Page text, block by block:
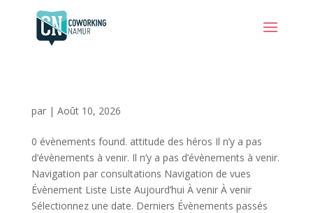
par | Août 10, 2026
0 évènements found. attitude des héros Il n’y a pas
d’évènements à venir. Il n’y a pas d’évènements à venir.
Navigation par consultations Navigation de vues
Évènement Liste Liste Aujourd’hui À venir À venir
Sélectionnez une date. Derniers Évènements passés